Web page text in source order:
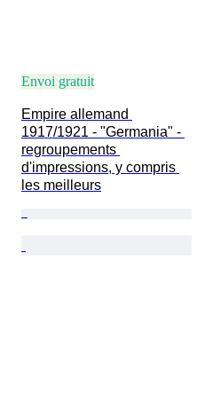
Envoi gratuit
Empire allemand
1917/1921 - "Germania" -
regroupements
d'impressions, y compris
les meilleurs